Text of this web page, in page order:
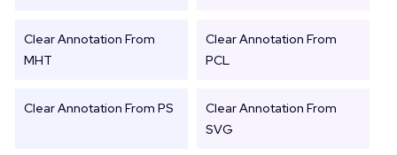
Clear Annotation From
MHT
Clear Annotation From
PCL
Clear Annotation From PS
Clear Annotation From
SVG